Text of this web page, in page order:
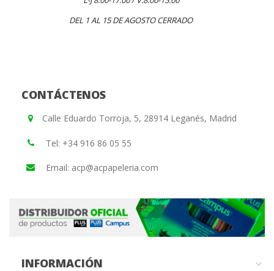
DEL 1 AL 15 DE AGOSTO CERRADO
CONTÁCTENOS
Calle Eduardo Torroja, 5, 28914 Leganés, Madrid
Tel: +34 916 86 05 55
Email: acp@acpapeleria.com
INFORMACIÓN 